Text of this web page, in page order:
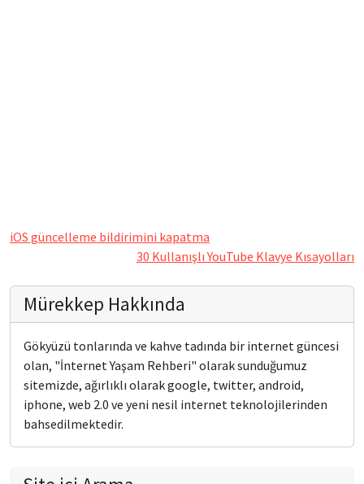
iOS güncelleme bildirimini kapatma
30 Kullanışlı YouTube Klavye Kısayolları
Mürekkep Hakkında
Gökyüzü tonlarında ve kahve tadında bir internet güncesi
olan, "İnternet Yaşam Rehberi" olarak sunduğumuz
sitemizde, ağırlıklı olarak google, twitter, android,
iphone, web 2.0 ve yeni nesil internet teknolojilerinden
bahsedilmektedir.